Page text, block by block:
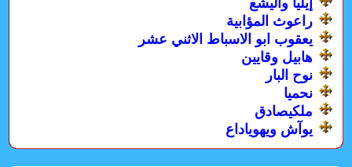
إيليا وأليشع
راعوث المؤابية
يعقوب ابو الاسباط الاثني عشر
هابيل وقايين
نوح البار
نحميا
ملكيصادق
يوآش ويهوياداع